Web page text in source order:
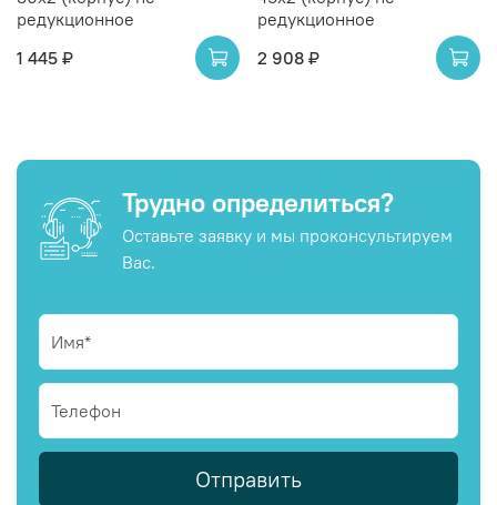
редукционное
1 445 ₽
редукционное
2 908 ₽
Трудно определиться?
Оставьте заявку и мы проконсультируем
Вас.
Отправить